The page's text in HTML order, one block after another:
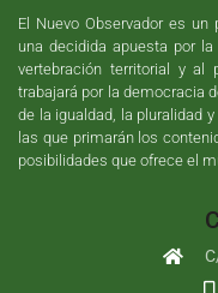
El Nuevo Observador es
una decidida apuesta por
vertebración territorial y al
trabajará por la democracia
de la igualdad, la pluralidad
las que primarán los
posibilidades que ofrece el